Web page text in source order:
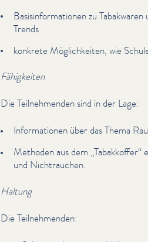
Basis­in­for­ma­tio­nen zu
Trends
konkrete Möglichkeit­en, wie
Fähigkeiten
Die Teil­nehmenden sind in der Lage:
Infor­ma­tio­nen über das Thema
Methoden aus dem „Tabakkoffer“
und Nich­trauchen.
Haltung
Die Teil­nehmenden: